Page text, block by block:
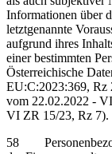
Informationen über
letztgenannte
aufgrund ihres
einer bestimmten
Österreichische
EU:C:2023:369, Rz
vom 22.02.2022 -
VI ZR 15/23, Rz 7).
58